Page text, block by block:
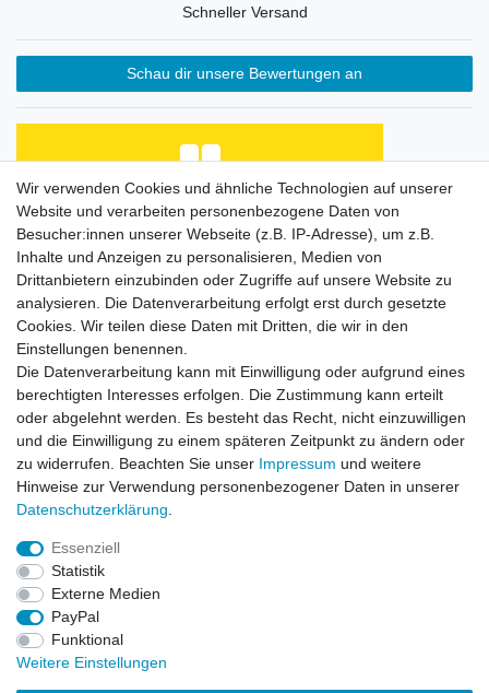
Schneller Versand
Schau dir unsere Bewertungen an
Habe Angelkayak gekauft, bin mit Abwicklung und
Preis zufrieden. Was fehlt, ist eine Beschreibung
de...
Horst L., Steinach
Datum der Veröffentlichung: 26.07.2026
253 Bewertungen
Impressum
Widerrufs­recht
Wir verwenden Cookies und ähnliche Technologien auf unserer
Website und verarbeiten personenbezogene Daten von
Besucher:innen unserer Webseite (z.B. IP-Adresse), um z.B.
Inhalte und Anzeigen zu personalisieren, Medien von
Drittanbietern einzubinden oder Zugriffe auf unsere Website zu
analysieren. Die Datenverarbeitung erfolgt erst durch gesetzte
Cookies. Wir teilen diese Daten mit Dritten, die wir in den
Einstellungen benennen.
Die Datenverarbeitung kann mit Einwilligung oder aufgrund eines
berechtigten Interesses erfolgen. Die Zustimmung kann erteilt
oder abgelehnt werden. Es besteht das Recht, nicht einzuwilligen
und die Einwilligung zu einem späteren Zeitpunkt zu ändern oder
zu widerrufen. Beachten Sie unser Impressum und weitere
Hinweise zur Verwendung personenbezogener Daten in unserer
Daten­schutz­erklärung
Essenziell
Statistik
Externe Medien
PayPal
Funktional
Weitere Einstellungen